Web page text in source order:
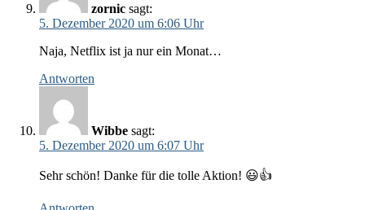
zornic sagt:
5. Dezember 2020 um 6:06 Uhr
Naja, Netflix ist ja nur ein Monat…
Antworten
Wibbe sagt:
5. Dezember 2020 um 6:07 Uhr
Sehr schön! Danke für die tolle Aktion! 😃👍